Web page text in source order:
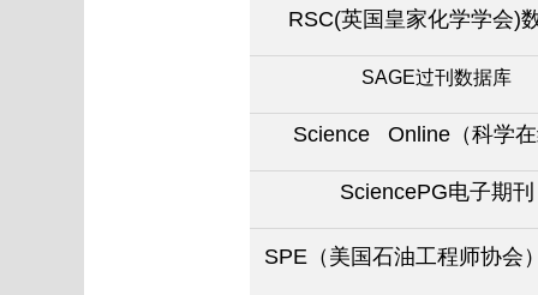
RSC(英国皇家化学学会)
SAGE过刊数据库
Science Online （科学
SciencePG电子期刊
SPE（美国石油工程师协会